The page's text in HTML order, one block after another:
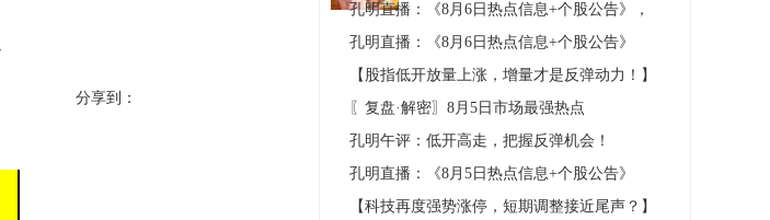
分享到：
孔明直播：《8月6日热点信息+个股公告》，
孔明直播：《8月6日热点信息+个股公告》
【股指低开放量上涨，增量才是反弹动力！】
〖复盘·解密〗8月5日市场最强热点
孔明午评：低开高走，把握反弹机会！
孔明直播：《8月5日热点信息+个股公告》
【科技再度强势涨停，短期调整接近尾声？】